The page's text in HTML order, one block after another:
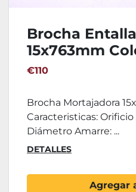
Brocha
15x763mm
€110
Brocha Mortajadora
Caracteristicas:
Diámetro Amarre: ...
DETALLES
Agregar